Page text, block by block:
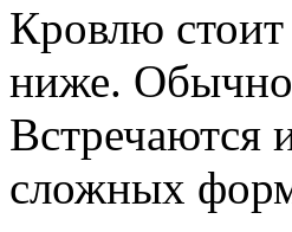
Кровлю стоит
ниже. Обычно
Встречаются
сложных